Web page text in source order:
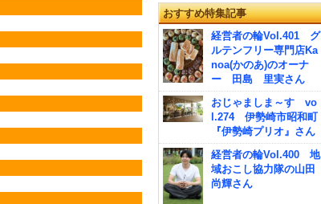
おすすめ特集記事
経営者の輪Vol.401 グ
ルテンフリー専門店Ka
noa(かのあ)のオーナ
ー 田島 里実さん
おじゃましま～す vo
l.274 伊勢崎市昭和町
『伊勢崎プリオ』さん
経営者の輪Vol.400 地
域おこし協力隊の山田
尚輝さん